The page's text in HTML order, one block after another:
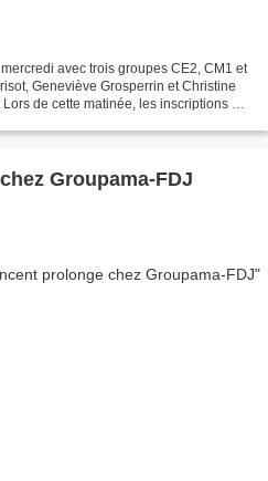
avec trois groupes CE2, CM1 et
Geneviève Grosperrin et Christine
de cette matinée, les inscriptions se
Groupama-FDJ